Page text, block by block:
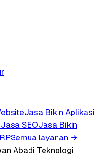
Jasa Bikin Aplikasi
Jasa SEOJasa Bikin
Semua layanan →
Abadi Teknologi